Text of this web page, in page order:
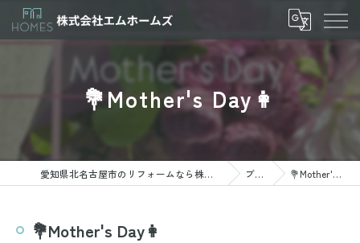
💐Mother's Day👩
愛知県北名古屋市のリフォームなら株式会社エムホームズ ブログ 💐Mother's Day👩
💐Mother's Day👩